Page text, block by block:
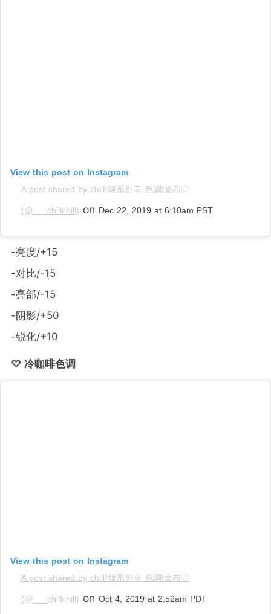
View this post on Instagram
A post shared by chillᶜ韓系한국 色調/桌布♡
(@___chillchill) on Dec 22, 2019 at 6:10am PST
-亮度/+15
-对比/-15
-亮部/-15
-阴影/+50
-锐化/+10
♡ 冷咖啡色调
View this post on Instagram
A post shared by chillᶜ韓系한국 色調/桌布♡
(@___chillchill) on Oct 4, 2019 at 2:52am PDT